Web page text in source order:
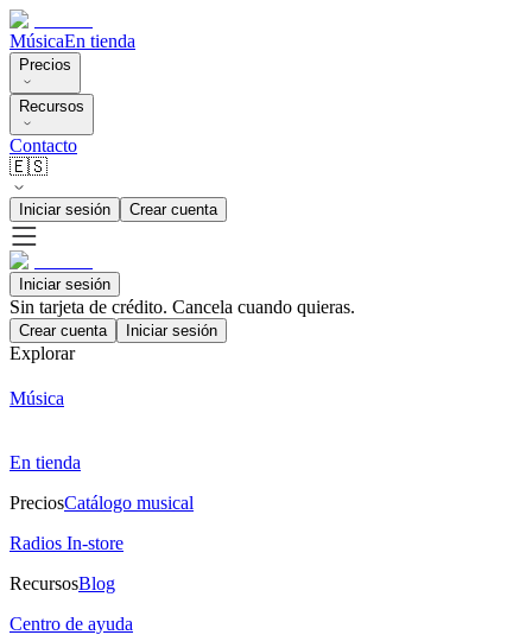
MúsicaEn tienda
Precios
Recursos
Contacto
🇪🇸
Iniciar sesión Crear cuenta
Iniciar sesión
Sin tarjeta de crédito. Cancela cuando quieras.
Crear cuenta Iniciar sesión
Explorar
Música
En tienda
PreciosCatálogo musical
Radios In-store
RecursosBlog
Centro de ayuda